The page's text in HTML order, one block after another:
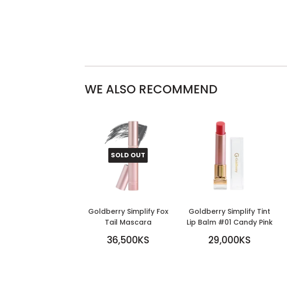
WE ALSO RECOMMEND
SOLD OUT
Goldberry Simplify Fox
Tail Mascara
REGULAR
36,500KS
Goldberry Simplify Tint
Lip Balm #01 Candy Pink
REGULAR
29,000KS